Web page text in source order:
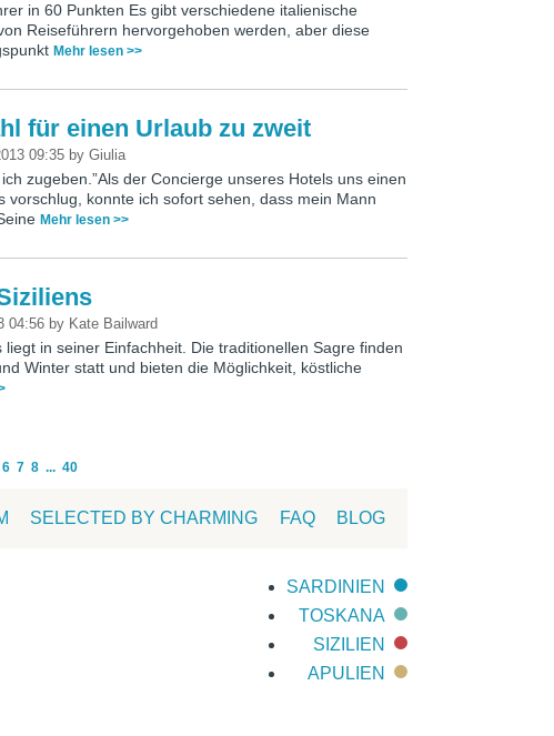
in 60 Punkten Es gibt verschiedene italienische
Reiseführern hervorgehoben werden, aber diese
Mehr lesen >>
für einen Urlaub zu zweit
09:35 byGiulia
ich zugeben.”Als der Concierge unseres Hotels uns einen
vorschlug, konnte ich sofort sehen, dass mein Mann
Mehr lesen >>
04:56 by Kate Bailward
liegt in seiner Einfachheit. Die traditionellen Sagre finden
Winter statt und bieten die Möglichkeit, köstliche
6 7 8 ... 40
SELECTED BY CHARMING FAQ BLOG
SARDINIEN
TOSKANA
SIZILIEN
APULIEN